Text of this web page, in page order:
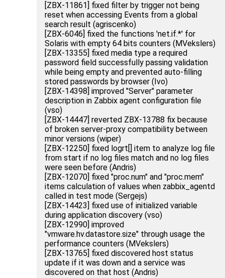
[ZBX-11861] fixed filter by trigger not being
reset when accessing Events from a global
search result (agriscenko)
[ZBX-6046] fixed the functions 'net.if.*' for
Solaris with empty 64 bits counters (MVekslers)
[ZBX-13355] fixed media type a required
password field successfully passing validation
while being empty and prevented auto-filling
stored passwords by browser (Ivo)
[ZBX-14398] improved "Server" parameter
description in Zabbix agent configuration file
(vso)
[ZBX-14447] reverted ZBX-13788 fix because
of broken server-proxy compatibility between
minor versions (wiper)
[ZBX-12250] fixed logrt[] item to analyze log file
from start if no log files match and no log files
were seen before (Andris)
[ZBX-12070] fixed "proc.num" and "proc.mem"
items calculation of values when zabbix_agentd
called in test mode (Sergejs)
[ZBX-14423] fixed use of initialized variable
during application discovery (vso)
[ZBX-12990] improved
"vmware.hv.datastore.size" through usage the
performance counters (MVekslers)
[ZBX-13765] fixed discovered host status
update if it was down and a service was
discovered on that host (Andris)